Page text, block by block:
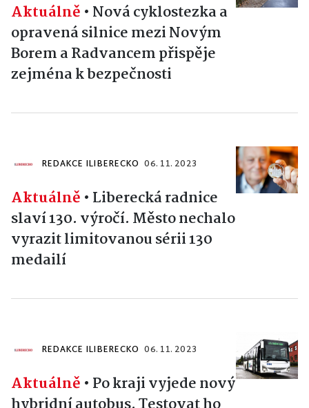
Aktuálně • Nová cyklostezka a
opravená silnice mezi Novým
Borem a Radvancem přispěje
zejména k bezpečnosti
REDAKCE ILIBERECKO 06. 11. 2023
Aktuálně • Liberecká radnice
slaví 130. výročí. Město nechalo
vyrazit limitovanou sérii 130
medailí
REDAKCE ILIBERECKO 06. 11. 2023
Aktuálně • Po kraji vyjede nový